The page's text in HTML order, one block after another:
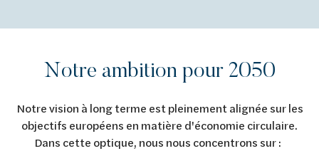
Notre ambition pour 2050
Notre vision à long terme est pleinement alignée sur les
objectifs européens en matière d'économie circulaire.
Dans cette optique, nous nous concentrons sur :